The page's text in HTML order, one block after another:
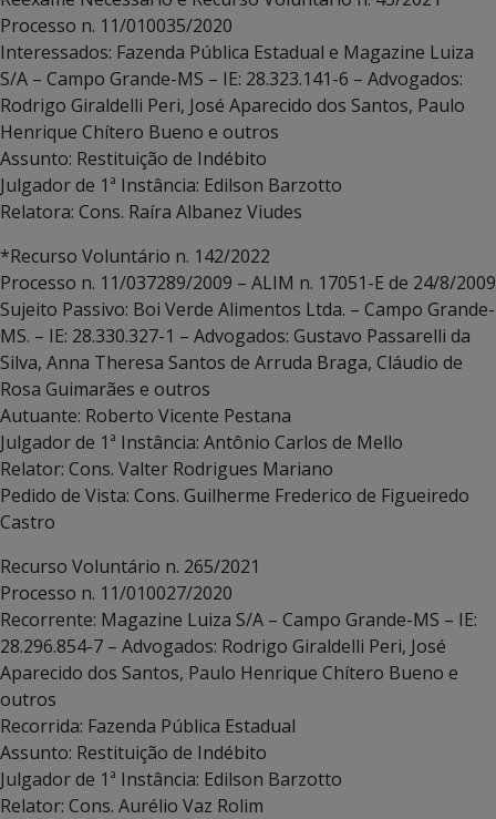
Processo n. 11/010035/2020
Interessados: Fazenda Pública Estadual e Magazine Luiza
S/A – Campo Grande-MS – IE: 28.323.141-6 – Advogados:
Rodrigo Giraldelli Peri, José Aparecido dos Santos, Paulo
Henrique Chítero Bueno e outros
Assunto: Restituição de Indébito
Julgador de 1ª Instância: Edilson Barzotto
Relatora: Cons. Raíra Albanez Viudes
*Recurso Voluntário n. 142/2022
Processo n. 11/037289/2009 – ALIM n. 17051-E de 24/8/2009
Sujeito Passivo: Boi Verde Alimentos Ltda. – Campo Grande-
MS. – IE: 28.330.327-1 – Advogados: Gustavo Passarelli da
Silva, Anna Theresa Santos de Arruda Braga, Cláudio de
Rosa Guimarães e outros
Autuante: Roberto Vicente Pestana
Julgador de 1ª Instância: Antônio Carlos de Mello
Relator: Cons. Valter Rodrigues Mariano
Pedido de Vista: Cons. Guilherme Frederico de Figueiredo
Castro
Recurso Voluntário n. 265/2021
Processo n. 11/010027/2020
Recorrente: Magazine Luiza S/A – Campo Grande-MS – IE:
28.296.854-7 – Advogados: Rodrigo Giraldelli Peri, José
Aparecido dos Santos, Paulo Henrique Chítero Bueno e
outros
Recorrida: Fazenda Pública Estadual
Assunto: Restituição de Indébito
Julgador de 1ª Instância: Edilson Barzotto
Relator: Cons. Aurélio Vaz Rolim